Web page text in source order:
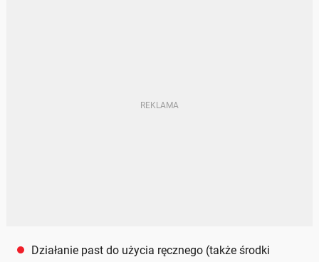
Działanie past do użycia ręcznego (także środki